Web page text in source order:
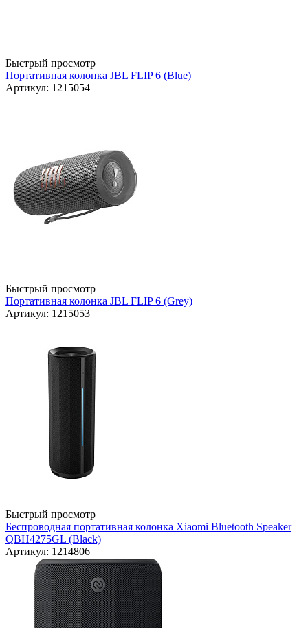
Быстрый просмотр
Портативная колонка JBL FLIP 6 (Blue)
Артикул: 1215054
Быстрый просмотр
Портативная колонка JBL FLIP 6 (Grey)
Артикул: 1215053
Быстрый просмотр
Беспроводная портативная колонка Xiaomi Bluetooth Speaker
QBH4275GL (Black)
Артикул: 1214806